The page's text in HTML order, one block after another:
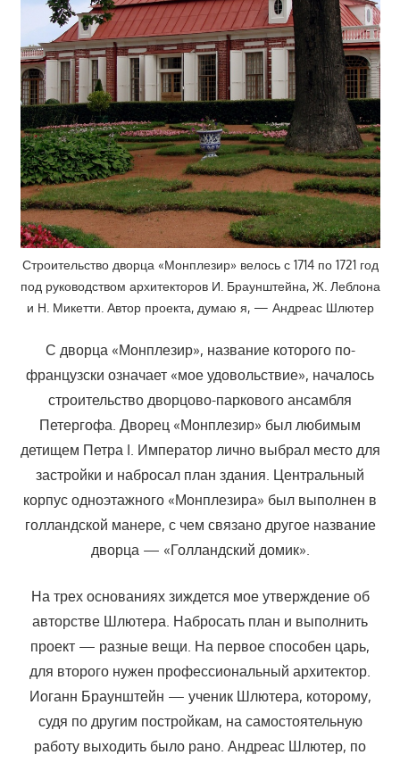
Строительство дворца «Монплезир» велось с 1714 по 1721 год
под руководством архитекторов И. Браунштейна, Ж. Леблона
и Н. Микетти. Автор проекта, думаю я, — Андреас Шлютер
С дворца «Монплезир», название которого по-
французски означает «мое удовольствие», началось
строительство дворцово-паркового ансамбля
Петергофа. Дворец «Монплезир» был любимым
детищем Петра I. Император лично выбрал место для
застройки и набросал план здания. Центральный
корпус одноэтажного «Монплезира» был выполнен в
голландской манере, с чем связано другое название
дворца — «Голландский домик».
На трех основаниях зиждется мое утверждение об
авторстве Шлютера. Набросать план и выполнить
проект — разные вещи. На первое способен царь,
для второго нужен профессиональный архитектор.
Иоганн Браунштейн — ученик Шлютера, которому,
судя по другим постройкам, на самостоятельную
работу выходить было рано. Андреас Шлютер, по